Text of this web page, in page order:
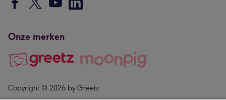
Onze merken
Copyright © 2026 by Greetz